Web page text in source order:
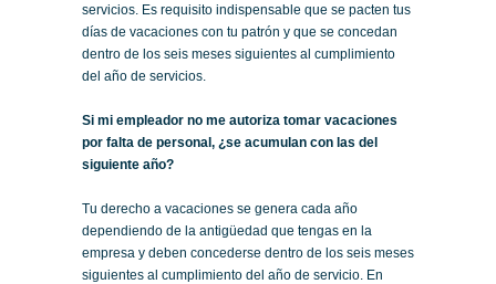
servicios. Es requisito indispensable que se pacten tus
días de vacaciones con tu patrón y que se concedan
dentro de los seis meses siguientes al cumplimiento
del año de servicios.
Si mi empleador no me autoriza tomar vacaciones
por falta de personal, ¿se acumulan con las del
siguiente año?
Tu derecho a vacaciones se genera cada año
dependiendo de la antigüedad que tengas en la
empresa y deben concederse dentro de los seis meses
siguientes al cumplimiento del año de servicio. En